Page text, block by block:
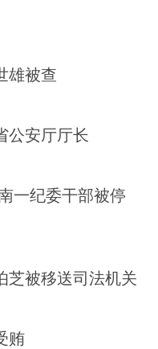
雄被查
公安厅厅长
一纪委干部被停
芝被移送司法机关
贿